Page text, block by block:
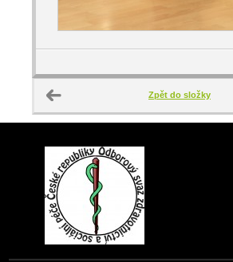
Zpět do složky